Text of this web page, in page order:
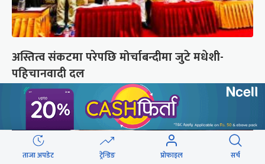
अस्तित्व संकटमा परेपछि मोर्चाबन्दीमा जुटे मधेशी-
पहिचानवादी दल
ताजा अपडेट ट्रेन्डिङ प्रोफाइल सर्च